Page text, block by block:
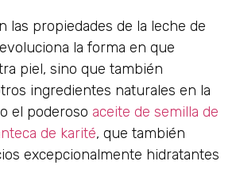
las propiedades de la leche de
la forma en que
piel, sino que también
ingredientes naturales en la
el poderoso aceite de semilla de
de karité, que también
excepcionalmente hidratantes